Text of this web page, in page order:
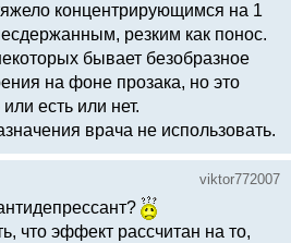
концентрирующимся на 1
резким как понос.
бывает безобразное
на фоне прозака, но это
есть или нет.
врача не использовать.
viktor772007
что эффект рассчитан на то,